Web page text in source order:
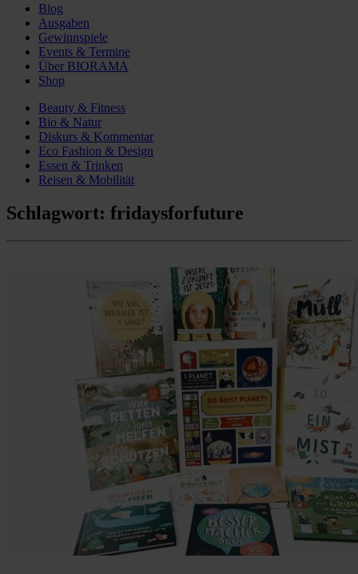
Blog
Ausgaben
Gewinnspiele
Events & Termine
Über BIORAMA
Shop
Beauty & Fitness
Bio & Natur
Diskurs & Kommentar
Eco Fashion & Design
Essen & Trinken
Reisen & Mobilität
Schlagwort: fridaysforfuture